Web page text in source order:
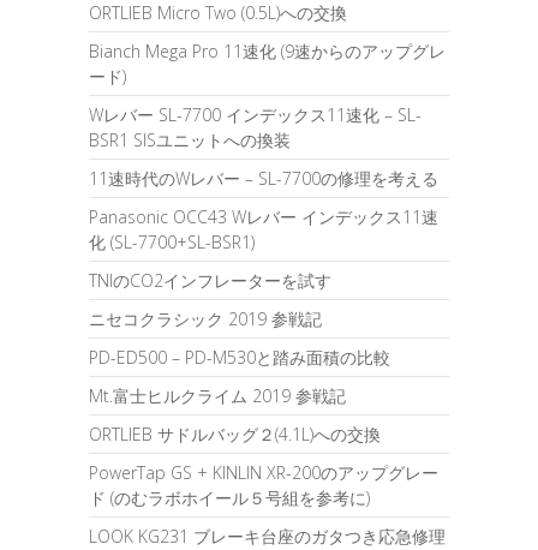
ORTLIEB Micro Two (0.5L)への交換
Bianch Mega Pro 11速化 (9速からのアップグレ
ード)
Wレバー SL-7700 インデックス11速化 – SL-
BSR1 SISユニットへの換装
11速時代のWレバー – SL-7700の修理を考える
Panasonic OCC43 Wレバー インデックス11速
化 (SL-7700+SL-BSR1)
TNIのCO2インフレーターを試す
ニセコクラシック 2019 参戦記
PD-ED500 – PD-M530と踏み面積の比較
Mt.富士ヒルクライム 2019 参戦記
ORTLIEB サドルバッグ２(4.1L)への交換
PowerTap GS + KINLIN XR-200のアップグレー
ド (のむラボホイール５号組を参考に)
LOOK KG231 ブレーキ台座のガタつき応急修理